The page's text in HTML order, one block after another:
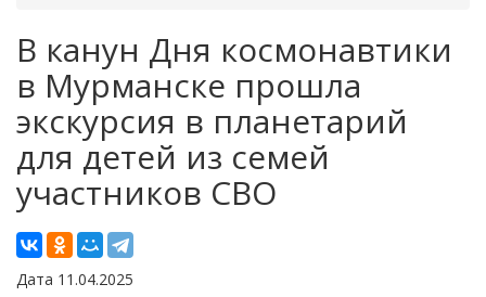
В канун Дня космонавтики
в Мурманске прошла
экскурсия в планетарий
для детей из семей
участников СВО
Дата 11.04.2025